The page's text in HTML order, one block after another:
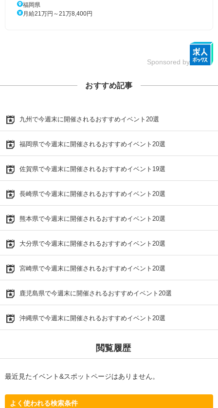
福岡県
月給21万円～21万8,400円
Sponsored by
おすすめ記事
九州で今週末に開催されるおすすめイベント20選
福岡県で今週末に開催されるおすすめイベント20選
佐賀県で今週末に開催されるおすすめイベント19選
長崎県で今週末に開催されるおすすめイベント20選
熊本県で今週末に開催されるおすすめイベント20選
大分県で今週末に開催されるおすすめイベント20選
宮崎県で今週末に開催されるおすすめイベント20選
鹿児島県で今週末に開催されるおすすめイベント20選
沖縄県で今週末に開催されるおすすめイベント20選
閲覧履歴
最近見たイベント&スポットページはありません。
よく使われる検索条件